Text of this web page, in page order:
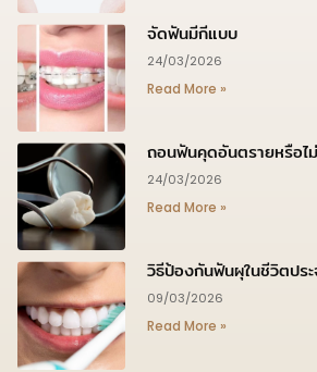
จัดฟันมีกี่แบบ
24/03/2026
Read More »
ถอนฟันคุดอันตรายหรือไม่
24/03/2026
Read More »
วิธีป้องกันฟันผุในชีวิตปร
09/03/2026
Read More »